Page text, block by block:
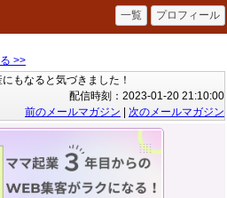
>>
もなると気づきました！
配信時刻：2023-01-20 21:10:00
前のメールマガジン
次のメールマガジン